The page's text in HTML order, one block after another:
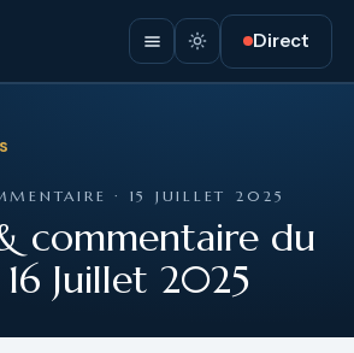
Direct
· 15 JUILLET 2025
commentaire du
Juillet 2025